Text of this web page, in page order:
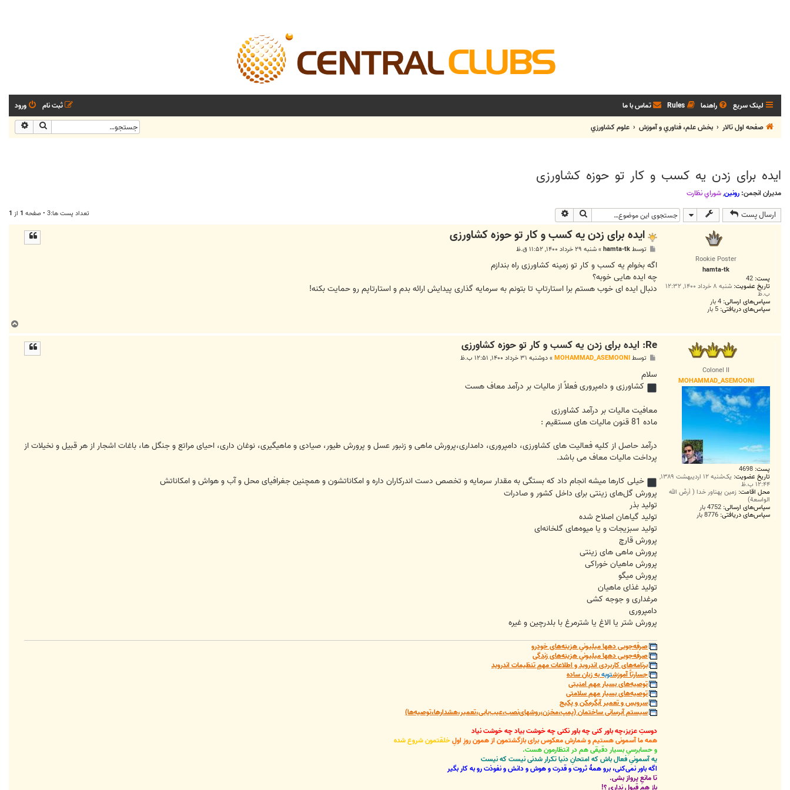
لینک سریع راهنما Rules تماس با ما ورود
ثبت نام
صفحه اول تالار
بخش علم، فناوري و آموزش علوم کشاورزي جستجو
ایده برای زدن یه کسب و کار تو حوزه کشاورزی
مدیران انجمن: رونین,شوراي نظارت
ارسال پست جستجو تعداد پست ها:3 • صفحه 1 از 1
Rookie Poster
hamta-tk
پست: 42
تاریخ عضویت: شنبه ۸ خرداد ۱۴۰۰, ۱۲:۳۲
ب.ظ
سپاس‌های ارسالی: 4 بار
سپاس‌های دریافتی: 5 بار
ایده برای زدن یه کسب و کار تو حوزه کشاورزی
ت
توسطhamta-tk
»شنبه ۲۹ خرداد ۱۴۰۰, ۱۱:۵۲ ق.ظ
اگه بخوام یه کسب و کار تو زمینه کشاورزی راه بندازم
چه ایده هایی خوبه؟
دنبال ایده ای خوب هستم برا استارتاپ تا بتونم به سرمایه گذاری پیدایش ارائه بدم و استارتاپم رو حمایت بکنه!
ا
Colonel II
MOHAMMAD_ASEMOONI
پست: 4698
تاریخ عضویت: یک‌شنبه ۱۲ اردیبهشت ۱۳۸۹,
۱۲:۴۴ ب.ظ
محل اقامت: زمین پهناور خدا ( أرضُ الله
الواسعة)
سپاس‌های ارسالی: 4752 بار
سپاس‌های دریافتی: 8776 بار
Re: ایده برای زدن یه کسب و کار تو حوزه کشاورزی
ت
توسطMOHAMMAD_ASEMOONI
»دوشنبه ۳۱ خرداد ۱۴۰۰, ۱۲:۵۱ ب.ظ
سلام
کشاورزی و دامپروری فعلاً از مالیات بر درآمد معاف هست
معافیت مالیات بر درآمد کشاورزی
ماده 81 قنون مالیات های مستقیم :
درآمد حاصل از کلیه فعالیت های کشاورزی، دامپروری، دامداری،پرورش ماهی و زنبور عسل و پرورش طیور، صیادی و ماهیگیری، نوغان داری، احیای مراتع و جنگل ها، باغات اشجار از هر قبیل و نخیلات از
پرداخت مالیات معاف می باشد.
خیلی کارها میشه انجام داد که بستگی به مقدار سرمایه و تخصص دست اندرکاران داره و امکاناتشون و همچنین جغرافیای محل و آب و هواش و امکاناتش
پرورش گل‌های زینتی برای داخل کشور و صادرات
تولید بذر
تولید گیاهان اصلاح شده
تولید سبزیجات و یا میوه‌های گلخانه‌ای
پرورش قارچ
پرورش ماهی های زینتی
پرورش ماهیان خوراکی
پرورش میگو
تولید غذای ماهیان
مرغداری و جوجه کشی
دامپروری
پرورش شتر یا الاغ یا شترمرغ با بلدرچین و غیره
صرفه‌جویی دهها میلیونیِ هزینه‌های خودرو
صرفه‌جویی دهها میلیونیِ هزینه‌های زندگی
برنامه‌های کاربردی اندروید و اطلاعات مهمِ تنظیمات اندروید
جسارتاً آموزشتوبهبه زبان ساده
توصیه‌های بسیار مهم امنیتی
توصیه‌های بسیار مهم سلامتی
سرویس و تعمیر آبگرمکن و پکیج
سیستم آبرسانی ساختمان (پمپ،مخزن،روشهای‌نصب،عیب‌یابی،تعمیر،هشدارها،توصیه‌ها)
دوستِ عزیز،چه باور کنی چه باور نکنی چه خوشت بیاد چه خوشت نیاد
همه ما آسمونی هستیم و شمارش معکوس برای بازگشتمون از همون روزِ اولِخلقتمون شروع شده
و حسابرسیِ بسیار دقیقی هم در انتظارمون هست.
یه آسمونیِ فعال باش که امتحانِ دنیا تکرار شدنی نیست که نیست
اگه باور نمی‌کنی، برو همۀ ثروت و قدرت و هوش و دانش و نفوذت رو به کار بگیر
تا مانعِ پرواز بشی.
باز هم قبول نداری ؟!